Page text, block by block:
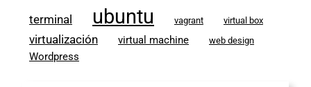
terminal ubuntu vagrant virtual box
virtualización virtual machine web design
Wordpress